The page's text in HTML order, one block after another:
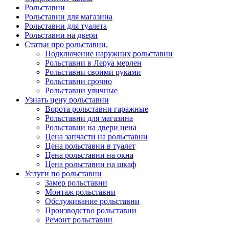
Рольставни
Рольставни для магазина
Рольставни для туалета
Рольставни на двери
Статьи про рольставни.
Подключение наружних рольставни
Рольставни в Леруа мерлен
Рольставни своими руками
Рольставни срочно
Рольставни уличные
Узнать цену рольставни
Ворота рольставни гаражные
Рольставни для магазина
Рольставни на двери цена
Цена запчасти на рольставни
Цена рольставни в туалет
Цена рольставни на окна
Цена рольставни на шкаф
Услуги по рольставни
Замер рольставни
Монтаж рольставни
Обслуживание рольставни
Производство рольставни
Ремонт рольставни